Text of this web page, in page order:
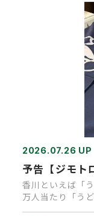
2026.07.26 UP
予告【ジモト
香川といえば「
万人当たり「う
位。店舗が多い